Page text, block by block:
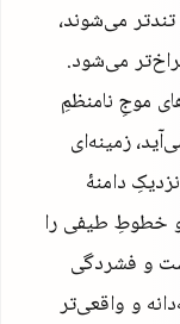
می‌شوند،
می‌شود.
موجِ نامنظمِ
زمینه‌ای
دامنهٔ
خطوطِ طیفی را
و فشردگی
و واقعی‌تر